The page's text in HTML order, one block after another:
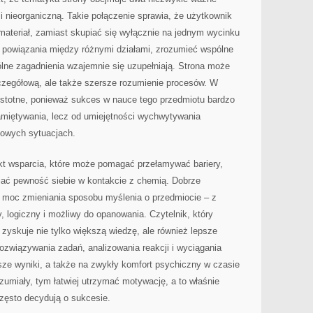
Takie połączenie sprawia, że użytkownik
zamiast skupiać się wyłącznie na jednym wycinku
między różnymi działami, zrozumieć wspólne
zagadnienia wzajemnie się uzupełniają. Strona może
ale także szersze rozumienie procesów. W
ponieważ sukces w nauce tego przedmiotu bardzo
lecz od umiejętności wychwytywania
sytuacjach.
wsparcia, które może pomagać przełamywać bariery,
pewność siebie w kontakcie z chemią. Dobrze
zmieniania sposobu myślenia o przedmiocie – z
logiczny i możliwy do opanowania. Czytelnik, który
nie tylko większą wiedzę, ale również lepsze
zadań, analizowania reakcji i wyciągania
wyniki, a także na zwykły komfort psychiczny w czasie
tym łatwiej utrzymać motywację, a to właśnie
decydują o sukcesie.